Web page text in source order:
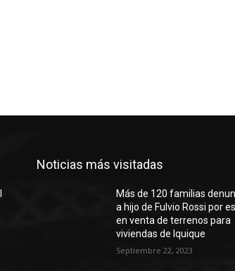
Noticias más visitadas
Más de 120 familias
a hijo de Fulvio Rossi por
en venta de terrenos para
viviendas de Iquique
Septiembre 22, 2023